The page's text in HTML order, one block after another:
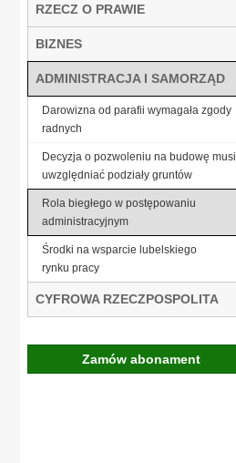
RZECZ O PRAWIE
BIZNES
ADMINISTRACJA I SAMORZĄD
Darowizna od parafii wymagała zgody
radnych
Decyzja o pozwoleniu na budowę musi
uwzględniać podziały gruntów
Rola biegłego w postępowaniu
administracyjnym
Środki na wsparcie lubelskiego
rynku pracy
CYFROWA RZECZPOSPOLITA
Zamów abonament